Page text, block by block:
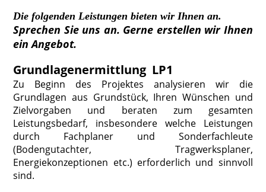
Die folgenden Leistungen bieten wir Ihnen an.
Sprechen Sie uns an. Gerne erstellen wir Ihnen
ein Angebot.
Grundlagenermittlung LP1
Zu Beginn des Projektes analysieren wir die
Grundlagen aus Grundstück, Ihren Wünschen und
Zielvorgaben und beraten zum gesamten
Leistungsbedarf, insbesondere welche Leistungen
durch Fachplaner und Sonderfachleute
(Bodengutachter, Tragwerksplaner,
Energiekonzeptionen etc.) erforderlich und sinnvoll
sind.